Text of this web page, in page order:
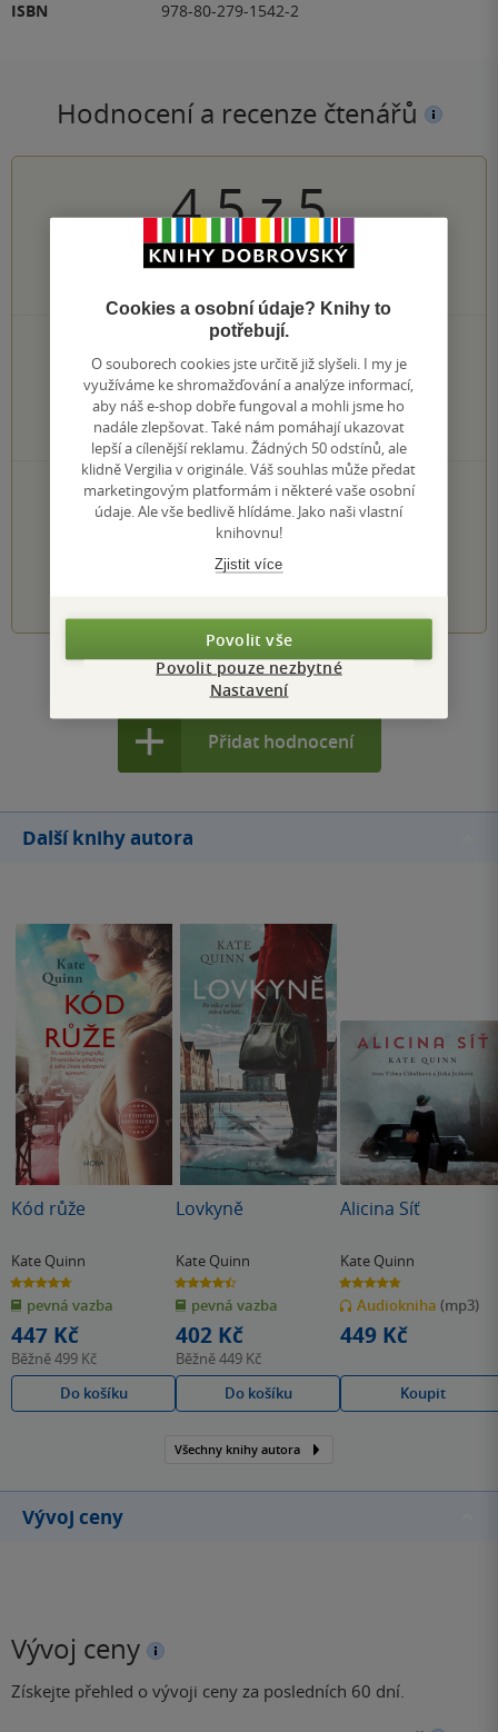
ISBN 978-80-279-1542-2
Hodnocení a recenze čtenářů
4.5z5
1×
1×
4 hvězdičky
0×
3 hvězdičky
0×
2 hvězdičky
0×
1 hvezdička
PŘIDEJTE SVÉ HODNOCENÍ KNIHY
Hodnocení našich knihkupců: 0.0 z 5
Zobrazit všechna hodnocení
Přidat hodnocení
Další knihy autora
Kód růže
Kate Quinn
4.7
z
5
hvězdiček
pevná vazba
447 Kč
Běžně499 Kč
Do košíku
Lovkyně
Kate Quinn
4.5
z
5
hvězdiček
pevná vazba
402 Kč
Běžně449 Kč
Do košíku
Alicina Síť
Kate Quinn
4.8
z
5
hvězdiček
Audiokniha (mp3)
449 Kč
Koupit
Všechny knihy autora
Vývoj ceny
Vývoj ceny
Získejte přehled o vývoji ceny za posledních 60 dní.
Cookies a osobní údaje? Knihy to
potřebují.
O souborech cookies jste určitě již slyšeli. I my je
využíváme ke shromažďování a analýze informací,
aby náš e-shop dobře fungoval a mohli jsme ho
nadále zlepšovat. Také nám pomáhají ukazovat
lepší a cílenější reklamu. Žádných 50 odstínů, ale
klidně Vergilia v originále. Váš souhlas může předat
marketingovým platformám i některé vaše osobní
údaje. Ale vše bedlivě hlídáme. Jako naši vlastní
knihovnu!
Zjistit více
Povolit vše
Povolit pouze nezbytné
Nastavení